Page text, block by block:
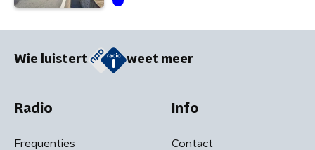
Wie luistert weet meer
Radio
Frequenties
Info
Contact